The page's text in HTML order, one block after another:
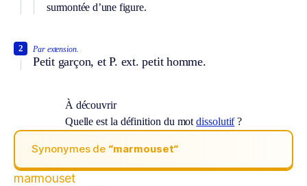
surmontée d’une figure.
Par extension.
Petit garçon, etP. ext. petit homme.
2
À découvrir
Quelle est la définition du motdissolutif?
Synonymes de “marmouset“
marmouset